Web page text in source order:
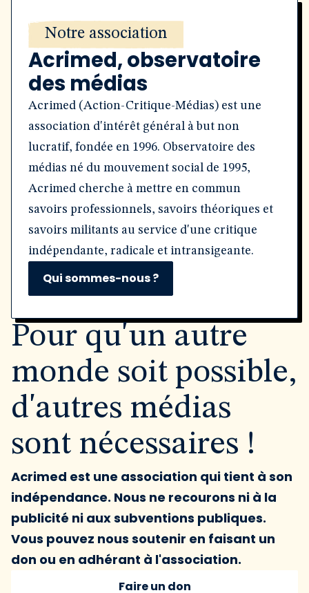
Notre association
Acrimed, observatoire
des médias
Acrimed (Action-Critique-Médias) est une
association d'intérêt général à but non
lucratif, fondée en 1996. Observatoire des
médias né du mouvement social de 1995,
Acrimed cherche à mettre en commun
savoirs professionnels, savoirs théoriques et
savoirs militants au service d'une critique
indépendante, radicale et intransigeante.
Qui sommes-nous ?
Pour qu'un autre
monde soit possible,
d'autres médias
sont nécessaires !
Acrimed est une association qui tient à son
indépendance. Nous ne recourons ni à la
publicité ni aux subventions publiques.
Vous pouvez nous soutenir en faisant un
don ou en adhérant à l'association.
Faire un don